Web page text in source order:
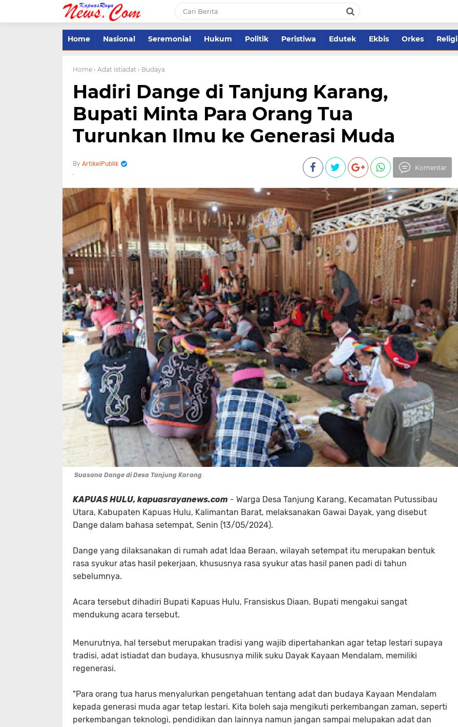
Home Nasional Seremonial Hukum Politik Peristiwa Edutek Ekbis Orkes Religi
Home › Adat istiadat › Budaya
Hadiri Dange di Tanjung Karang,
Bupati Minta Para Orang Tua
Turunkan Ilmu ke Generasi Muda
ArtikelPublik Komentar
Suasana Dange di Desa Tanjung Karang.
KAPUAS HULU, kapuasrayanews.com - Warga Desa Tanjung Karang, Kecamatan Putussibau
Utara, Kabupaten Kapuas Hulu, Kalimantan Barat, melaksanakan Gawai Dayak, yang disebut
Dange dalam bahasa setempat, Senin (13/05/2024).
Dange yang dilaksanakan di rumah adat Idaa Beraan, wilayah setempat itu merupakan bentuk
rasa syukur atas hasil pekerjaan, khususnya rasa syukur atas hasil panen padi di tahun
sebelumnya.
Acara tersebut dihadiri Bupati Kapuas Hulu, Fransiskus Diaan. Bupati mengakui sangat
mendukung acara tersebut.
Menurutnya, hal tersebut merupakan tradisi yang wajib dipertahankan agar tetap lestari supaya
tradisi, adat istiadat dan budaya, khususnya milik suku Dayak Kayaan Mendalam, memiliki
regenerasi.
"Para orang tua harus menyalurkan pengetahuan tentang adat dan budaya Kayaan Mendalam
kepada generasi muda agar tetap lestari. Kita boleh saja mengikuti perkembangan zaman, seperti
perkembangan teknologi, pendidikan dan lainnya namun jangan sampai melupakan adat dan